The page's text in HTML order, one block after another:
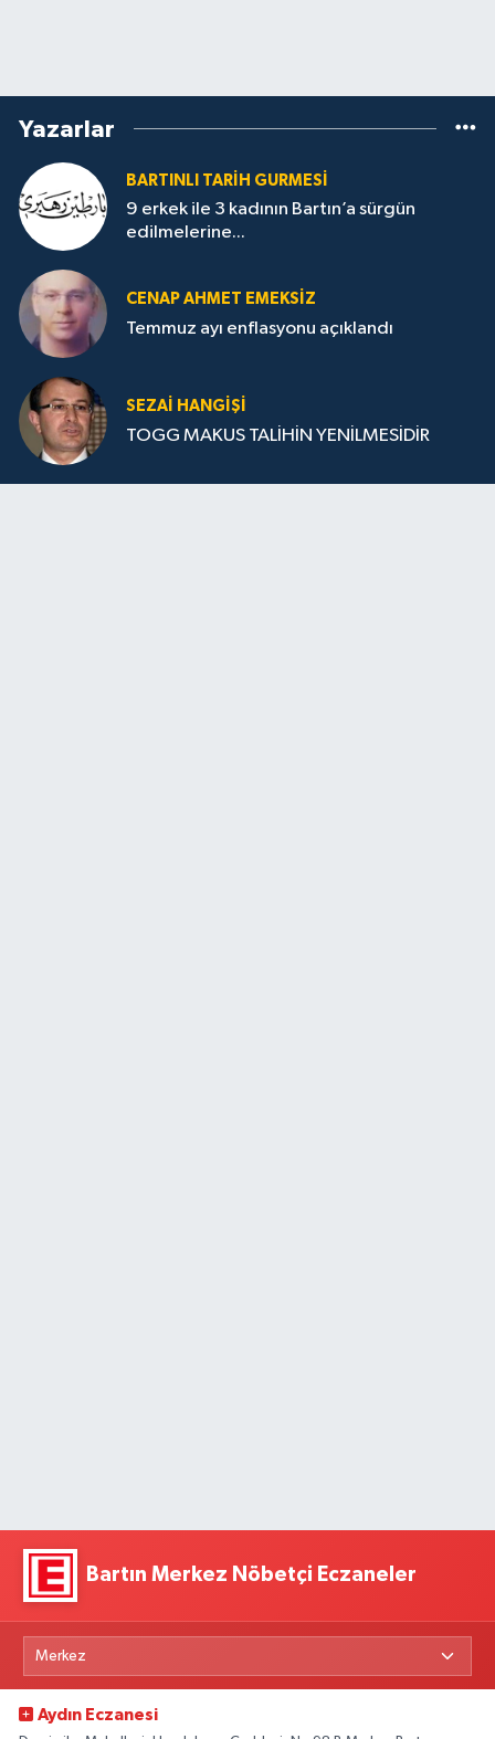
Yazarlar
BARTINLI TARIH GURMESI
9 erkek ile 3 kadının Bartın’a sürgün
edilmelerine...
CENAP AHMET EMEKSİZ
Temmuz ayı enflasyonu açıklandı
SEZAI HANGİŞİ
TOGG MAKUS TALİHİN YENİLMESİDİR
Bartın Merkez Nöbetçi Eczaneler
Aydın Eczanesi